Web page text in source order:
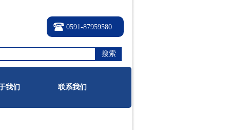
0591-87959580
搜索
我们 联系我们